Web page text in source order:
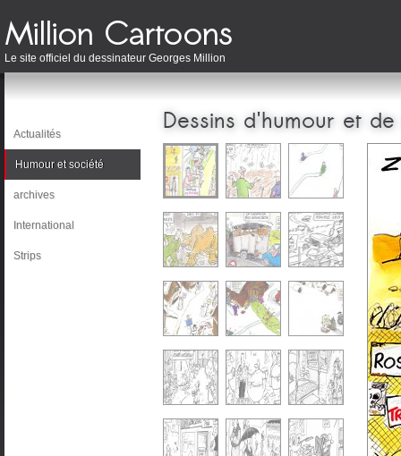
Le site officiel du dessinateur Georges Million
Actualités
Humour et société
archives
International
Strips
Dessins d'humour et